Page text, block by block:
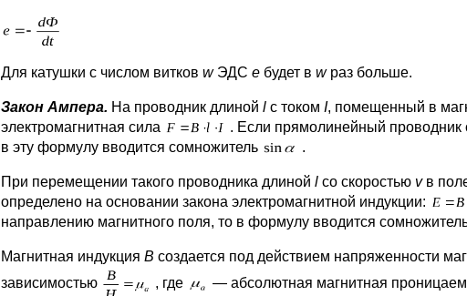
Для катушки с числом витков wЭДС е будет в wраз больше.
Закон Ампера. На проводник длиной l с током I, помещенный в
электромагнитная сила
. Если прямолинейный проводник
в эту формулу вводится сомножитель
.
При перемещении такого проводника длиной l со скоростью vв
определено на основании закона электромагнитной индукции:
направлению магнитного поля, то в формулу вводится
Магнитная индукция В создается под действием напряженности
зависимостью
, где
— абсолютная магнитная